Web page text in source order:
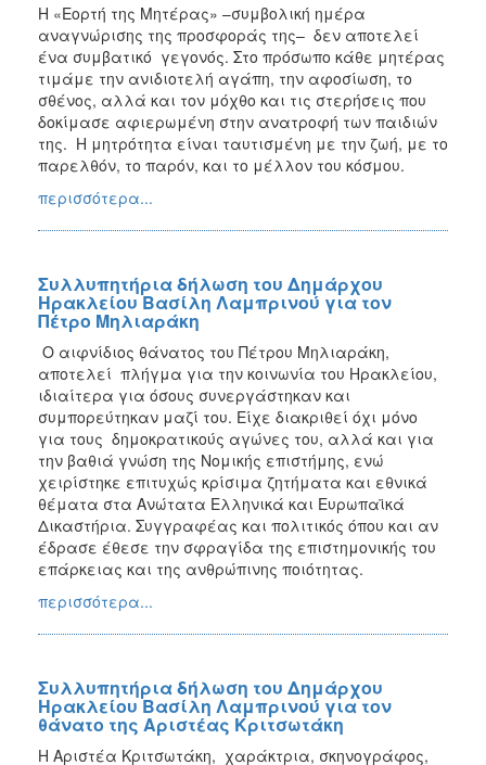
Η «Εορτή της Μητέρας» –συμβολική ημέρα
αναγνώρισης της προσφοράς της– δεν αποτελεί
ένα συμβατικό γεγονός. Στο πρόσωπο κάθε μητέρας
τιμάμε την ανιδιοτελή αγάπη, την αφοσίωση, το
σθένος, αλλά και τον μόχθο και τις στερήσεις που
δοκίμασε αφιερωμένη στην ανατροφή των παιδιών
της. Η μητρότητα είναι ταυτισμένη με την ζωή, με το
παρελθόν, το παρόν, και το μέλλον του κόσμου.
περισσότερα...
Συλλυπητήρια δήλωση του Δημάρχου
Ηρακλείου Βασίλη Λαμπρινού για τον
Πέτρο Μηλιαράκη
Ο αιφνίδιος θάνατος του Πέτρου Μηλιαράκη,
αποτελεί πλήγμα για την κοινωνία του Ηρακλείου,
ιδιαίτερα για όσους συνεργάστηκαν και
συμπορεύτηκαν μαζί του. Είχε διακριθεί όχι μόνο
για τους δημοκρατικούς αγώνες του, αλλά και για
την βαθιά γνώση της Νομικής επιστήμης, ενώ
χειρίστηκε επιτυχώς κρίσιμα ζητήματα και εθνικά
θέματα στα Ανώτατα Ελληνικά και Ευρωπαϊκά
Δικαστήρια. Συγγραφέας και πολιτικός όπου και αν
έδρασε έθεσε την σφραγίδα της επιστημονικής του
επάρκειας και της ανθρώπινης ποιότητας.
περισσότερα...
Συλλυπητήρια δήλωση του Δημάρχου
Ηρακλείου Βασίλη Λαμπρινού για τον
θάνατο της Αριστέας Κριτσωτάκη
Η Αριστέα Κριτσωτάκη, χαράκτρια, σκηνογράφος,